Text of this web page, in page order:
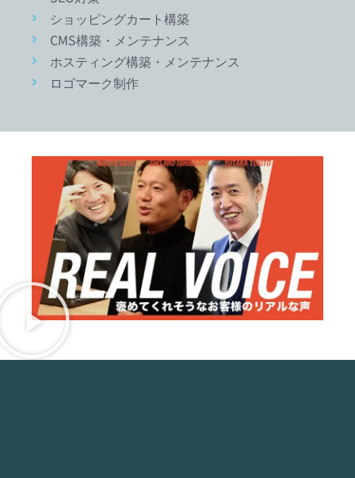
ショッピングカート構築
CMS構築・メンテナンス
ホスティング構築・メンテナンス
ロゴマーク制作